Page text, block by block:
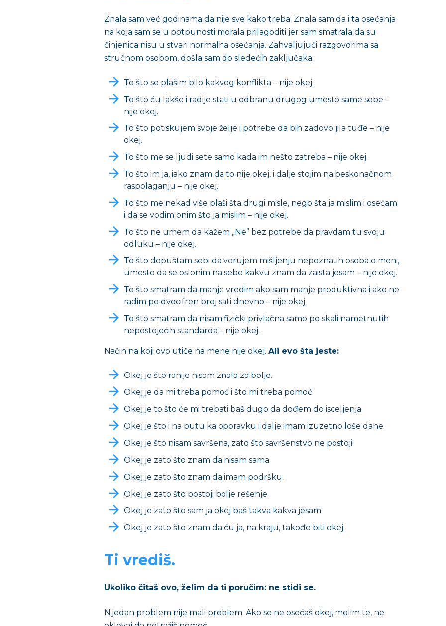
Znala sam već godinama da nije sve kako treba. Znala sam da i ta osećanja
na koja sam se u potpunosti morala prilagoditi jer sam smatrala da su
činjenica nisu u stvari normalna osećanja. Zahvaljujući razgovorima sa
stručnom osobom, došla sam do sledećih zaključaka:
To što se plašim bilo kakvog konflikta – nije okej.
To što ću lakše i radije stati u odbranu drugog umesto same sebe –
nije okej.
To što potiskujem svoje želje i potrebe da bih zadovoljila tuđe – nije
okej.
To što me se ljudi sete samo kada im nešto zatreba – nije okej.
To što im ja, iako znam da to nije okej, i dalje stojim na beskonačnom
raspolaganju – nije okej.
To što me nekad više plaši šta drugi misle, nego šta ja mislim i osećam
i da se vodim onim što ja mislim – nije okej.
To što ne umem da kažem „Ne” bez potrebe da pravdam tu svoju
odluku – nije okej.
To što dopuštam sebi da verujem mišljenju nepoznatih osoba o meni,
umesto da se oslonim na sebe kakvu znam da zaista jesam – nije okej.
To što smatram da manje vredim ako sam manje produktivna i ako ne
radim po dvocifren broj sati dnevno – nije okej.
To što smatram da nisam fizički privlačna samo po skali nametnutih
nepostojećih standarda – nije okej.
Način na koji ovo utiče na mene nije okej. Ali evo šta jeste:
Okej je što ranije nisam znala za bolje.
Okej je da mi treba pomoć i što mi treba pomoć.
Okej je to što će mi trebati baš dugo da dođem do isceljenja.
Okej je što i na putu ka oporavku i dalje imam izuzetno loše dane.
Okej je što nisam savršena, zato što savršenstvo ne postoji.
Okej je zato što znam da nisam sama.
Okej je zato što znam da imam podršku.
Okej je zato što postoji bolje rešenje.
Okej je zato što sam ja okej baš takva kakva jesam.
Okej je zato što znam da ću ja, na kraju, takođe biti okej.
Ti vrediš.
Ukoliko čitaš ovo, želim da ti poručim: ne stidi se.
Nijedan problem nije mali problem. Ako se ne osećaš okej, molim te, ne